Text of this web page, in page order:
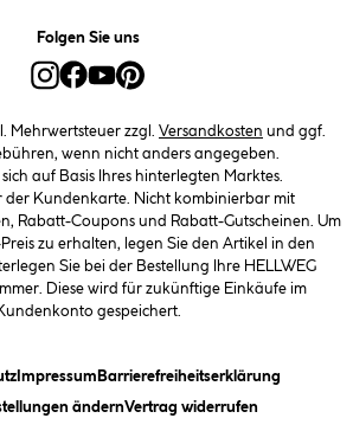
Folgen Sie uns
Mehrwertsteuer zzgl. Versandkosten und ggf.
wenn nicht anders angegeben.
auf Basis Ihres hinterlegten Marktes.
der Kundenkarte. Nicht kombinierbar mit
Rabatt-Coupons und Rabatt-Gutscheinen. Um
zu erhalten, legen Sie den Artikel in den
Sie bei der Bestellung Ihre HELLWEG
Diese wird für zukünftige Einkäufe im
gespeichert.
(öffnet ein Dialogfeld)
Impressum(öffnet ein Dialogfeld)
Barrierefreiheitserklärung(öffnet
ändern(öffnet ein Dialogfeld)
Vertrag widerrufen